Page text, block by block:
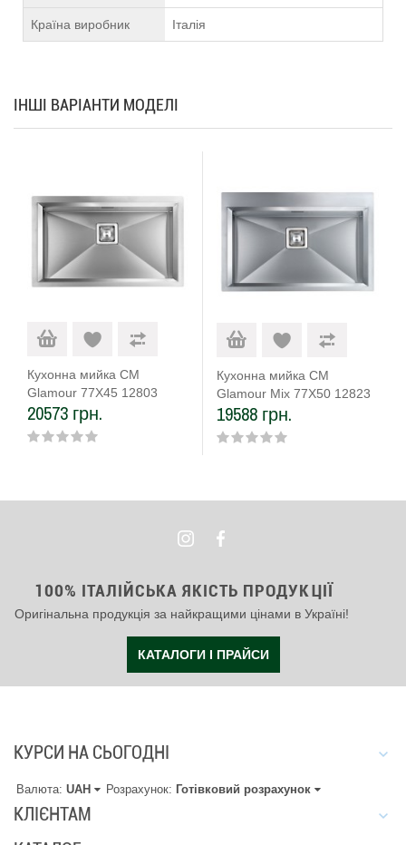
Країна виробник Італія
ІНШІ ВАРІАНТИ МОДЕЛІ
Кухонна мийка CM
Glamour 77X45 12803
20573 грн.
Кухонна мийка CM
Glamour Mix 77Х50 12823
19588 грн.
100% ІТАЛІЙСЬКА ЯКІСТЬ ПРОДУКЦІЇ
Оригінальна продукція за найкращими цінами в Україні!
КАТАЛОГИ І ПРАЙСИ
КУРСИ НА СЬОГОДНІ
Валюта: UAH Розрахунок: Готівковий розрахунок
КЛІЄНТАМ